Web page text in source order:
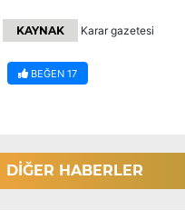
KAYNAK Karar gazetesi
BEĞEN 17
DİĞER HABERLER